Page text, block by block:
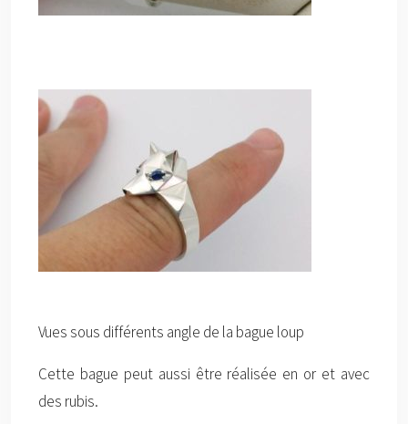
Vues sous différents angle de la bague loup
Cette bague peut aussi être réalisée en or et avec
des rubis.